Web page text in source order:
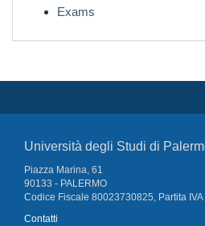
Exams
Università degli Studi di
Piazza Marina, 61
90133 - PALERMO
Codice Fiscale 80023730825, Partita
Contatti